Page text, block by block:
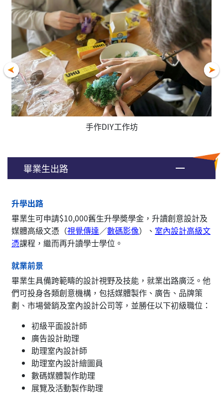
手作DIY工作坊
畢業生出路
升學出路
畢業生可申請$10,000舊生升學奬學金，升讀創意設計及
媒體高級文憑（視覺傳達／數碼影像）、 室內設計高級文
憑課程，繼而再升讀學士學位。
就業前景
畢業生具備跨範疇的設計視野及技能，就業出路廣泛。他
們可投身各類創意機構，包括媒體製作、廣告、品牌策
劃、市場營銷及室內設計公司等，並勝任以下初級職位：
初級平面設計師
廣告設計助理
助理室內設計師
助理室內設計繪圖員
數碼媒體製作助理
展覽及活動製作助理